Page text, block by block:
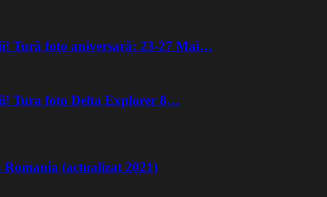
Tură foto aniversară: 23-27 Mai…
Tura foto Delta Explorer 8…
(actualizat 2021)